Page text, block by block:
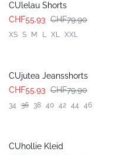
CUlelau Shorts
CHF55.93 CHF79.90
XS S M L XL XXL
CUjutea Jeansshorts
CHF55.93 CHF79.90
34 36 38 40 42 44
46
CUhollie Kleid